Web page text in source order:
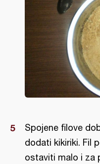
Spojene filove
dodati kikiriki. Fil
ostaviti malo i za